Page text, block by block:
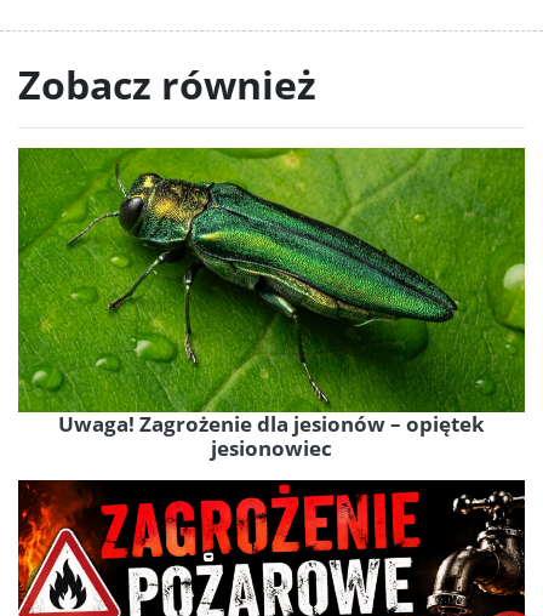
Zobacz również
Uwaga! Zagrożenie dla jesionów – opiętek
jesionowiec